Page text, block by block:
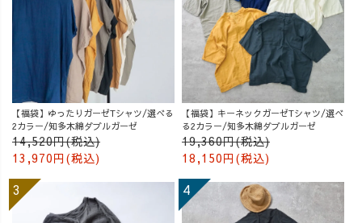
【福袋】ゆったりガーゼTシャツ/選べる
2カラー/知多木綿ダブルガーゼ
14,520円(税込)
13,970円(税込)
【福袋】キーネックガーゼTシャツ/選べ
る2カラー/知多木綿ダブルガーゼ
19,360円(税込)
18,150円(税込)